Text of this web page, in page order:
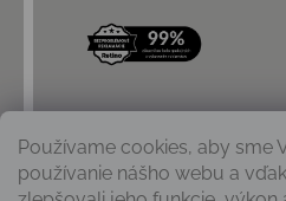
Používame cookies, aby sme
používanie nášho webu a